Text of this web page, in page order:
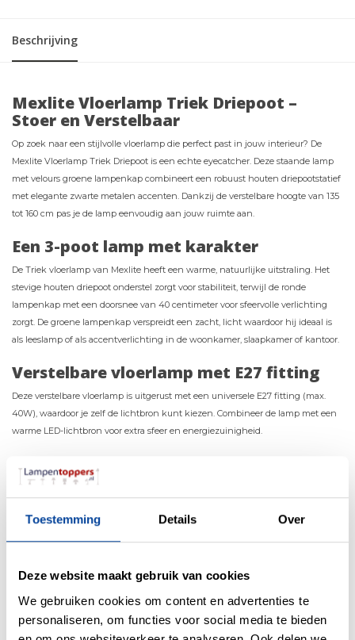
Toestemming Details Over
Deze website maakt gebruik van cookies
We gebruiken cookies om content en advertenties te
personaliseren, om functies voor social media te bieden
Beschrijving
Mexlite Vloerlamp Triek Driepoot –
Stoer en Verstelbaar
Op zoek naar een stijlvolle vloerlamp die perfect past in jouw interieur? De
Mexlite Vloerlamp Triek Driepoot is een echte eyecatcher. Deze staande lamp
met velours groene lampenkap combineert een robuust houten driepootstatief
met elegante zwarte metalen accenten. Dankzij de verstelbare hoogte van 135
tot 160 cm pas je de lamp eenvoudig aan jouw ruimte aan.
Een 3-poot lamp met karakter
De Triek vloerlamp van Mexlite heeft een warme, natuurlijke uitstraling. Het
stevige houten driepoot onderstel zorgt voor stabiliteit, terwijl de ronde
lampenkap met een doorsnee van 40 centimeter voor sfeervolle verlichting
zorgt. De groene lampenkap verspreidt een zacht, licht waardoor hij ideaal is
als leeslamp of als accentverlichting in de woonkamer, slaapkamer of kantoor.
Verstelbare vloerlamp met E27 fitting
Deze verstelbare vloerlamp is uitgerust met een universele E27 fitting (max.
40W), waardoor je zelf de lichtbron kunt kiezen. Combineer de lamp met een
warme LED-lichtbron voor extra sfeer en energiezuinigheid.
Waarom kiezen voor de Steinhauer
Triek?
In hoogte verstelbaar (135-160 cm)
Geschikt voor diverse interieurstijlen
E27 fitting, geschikt voor LED
Met de Mexlite vloerlamp Triek driepoot haal je een veelzijdige en moderne
staande lamp met lampenkap in huis.